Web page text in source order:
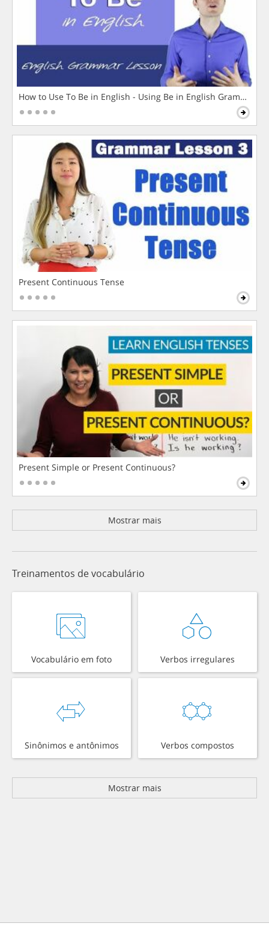
How to Use To Be in English - Using Be in English Grammar
Present Continuous Tense
Present Simple or Present Continuous?
Mostrar mais
Treinamentos de vocabulário
Vocabulário em foto Verbos irregulares
Sinônimos e antônimos Verbos compostos
Mostrar mais